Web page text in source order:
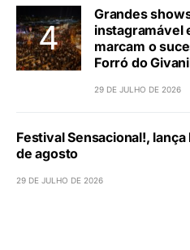
Grandes
instagramável
marcam o
Forró do
29 DE JULHO DE 2026
Festival Sensacional!,
de agosto
29 DE JULHO DE 2026